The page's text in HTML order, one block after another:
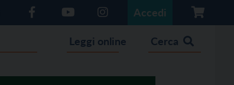
Accedi
Leggi online Cerca